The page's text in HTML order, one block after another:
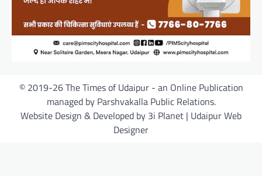
© 2019-26 The Times of Udaipur - an Online Publication
managed by Parshvakalla Public Relations.
Website Design & Developed by 3i Planet | Udaipur Web
Designer